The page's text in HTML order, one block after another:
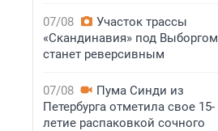
07/08
Участок трассы
«Скандинавия» под Выборгом
станет реверсивным
07/08
Пума Синди из
Петербурга отметила свое 15-
летие распаковкой сочного